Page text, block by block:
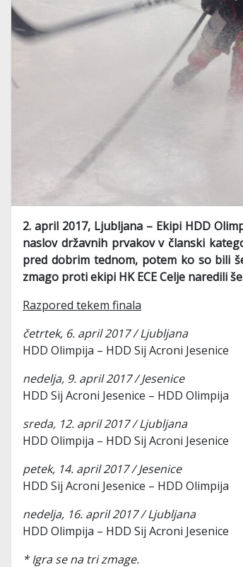
2. april 2017, Ljubljana – Ekipi HDD
naslov državnih prvakov v članski
pred dobrim tednom, potem ko so bili
zmago proti ekipi HK ECE Celje naredili
Razpored tekem finala
četrtek, 6. april 2017 / Ljubljana
HDD Olimpija – HDD Sij Acroni Jesenice
nedelja, 9. april 2017 / Jesenice
HDD Sij Acroni Jesenice – HDD Olimpija
sreda, 12. april 2017 / Ljubljana
HDD Olimpija – HDD Sij Acroni Jesenice
petek, 14. april 2017 / Jesenice
HDD Sij Acroni Jesenice – HDD Olimpija
nedelja, 16. april 2017 / Ljubljana
HDD Olimpija – HDD Sij Acroni Jesenice
* Igra se na tri zmage.